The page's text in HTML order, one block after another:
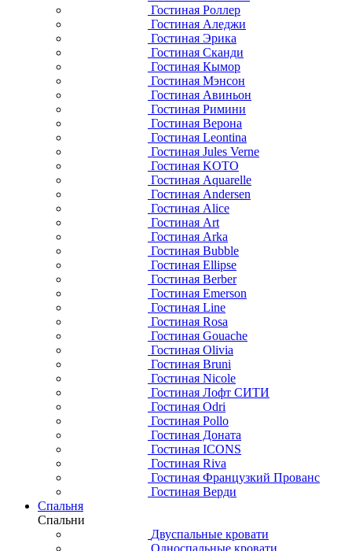
Гостиная Роллер
Гостиная Аледжи
Гостиная Эрика
Гостиная Сканди
Гостиная Кымор
Гостиная Мэнсон
Гостиная Авиньон
Гостиная Римини
Гостиная Верона
Гостиная Leontina
Гостиная Jules Verne
Гостиная KOTO
Гостиная Aquarelle
Гостиная Andersen
Гостиная Alice
Гостиная Art
Гостиная Arka
Гостиная Bubble
Гостиная Ellipse
Гостиная Berber
Гостиная Emerson
Гостиная Line
Гостиная Rosa
Гостиная Gouache
Гостиная Olivia
Гостиная Bruni
Гостиная Nicole
Гостиная Лофт СИТИ
Гостиная Odri
Гостиная Pollo
Гостиная Доната
Гостиная ICONS
Гостиная Riva
Гостиная Французкий Прованс
Гостиная Верди
Спальня
Спальни
Двуспальные кровати
Односпальные кровати